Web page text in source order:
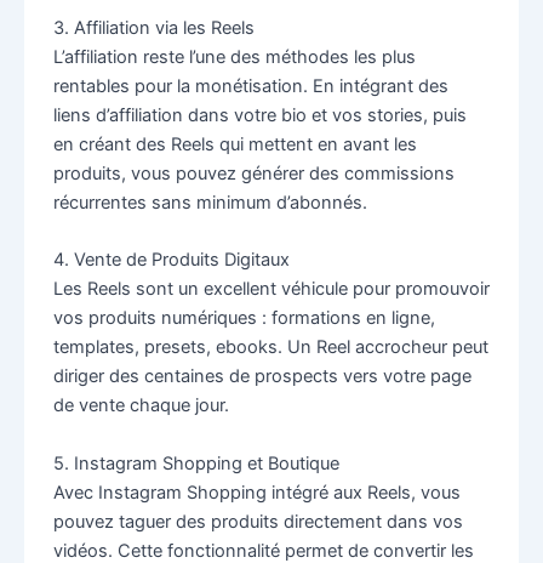
3. Affiliation via les Reels
L’affiliation reste l’une des méthodes les plus
rentables pour la monétisation. En intégrant des
liens d’affiliation dans votre bio et vos stories, puis
en créant des Reels qui mettent en avant les
produits, vous pouvez générer des commissions
récurrentes sans minimum d’abonnés.
4. Vente de Produits Digitaux
Les Reels sont un excellent véhicule pour promouvoir
vos produits numériques : formations en ligne,
templates, presets, ebooks. Un Reel accrocheur peut
diriger des centaines de prospects vers votre page
de vente chaque jour.
5. Instagram Shopping et Boutique
Avec Instagram Shopping intégré aux Reels, vous
pouvez taguer des produits directement dans vos
vidéos. Cette fonctionnalité permet de convertir les